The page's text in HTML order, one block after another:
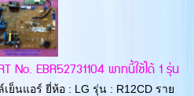
No. EBR52731104 พาทนี้ใช้ได้ 1 รุ่น
ย็นแอร์ ยี่ห้อ : LG รุ่น : R12CD ราย